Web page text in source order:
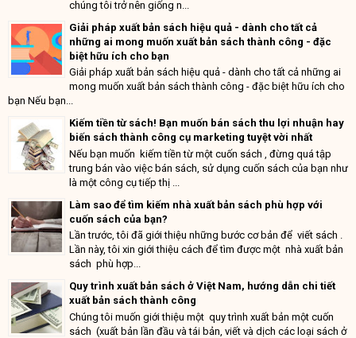
chúng tôi trở nên giống n...
Giải pháp xuất bản sách hiệu quả - dành cho tất cả
những ai mong muốn xuất bản sách thành công - đặc
biệt hữu ích cho bạn
Giải pháp xuất bản sách hiệu quả - dành cho tất cả những ai
mong muốn xuất bản sách thành công - đặc biệt hữu ích cho
bạn Nếu bạn...
Kiếm tiền từ sách! Bạn muốn bán sách thu lợi nhuận hay
biến sách thành công cụ marketing tuyệt vời nhất
Nếu bạn muốn kiếm tiền từ một cuốn sách , đừng quá tập
trung bán vào việc bán sách, sử dụng cuốn sách của bạn như
là một công cụ tiếp thị ...
Làm sao để tìm kiếm nhà xuất bản sách phù hợp với
cuốn sách của bạn?
Lần trước, tôi đã giới thiệu những bước cơ bản để viết sách .
Lần này, tôi xin giới thiệu cách để tìm được một nhà xuất bản
sách phù hợp...
Quy trình xuất bản sách ở Việt Nam, hướng dẫn chi tiết
xuất bản sách thành công
Chúng tôi muốn giới thiệu một quy trình xuất bản một cuốn
sách (xuất bản lần đầu và tái bản, viết và dịch các loại sách ở